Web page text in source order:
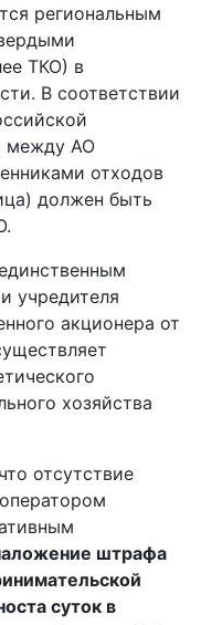
региональным
ТКО) в
В соответствии
между АО
отходов
должен быть
учредителя
акционера от
хозяйства
отсутствие
штрафа
суток в